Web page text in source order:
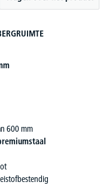
600 mm